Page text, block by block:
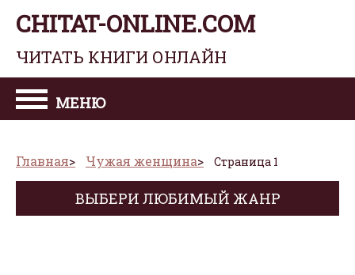
CHITAT-ONLINE.COM
ЧИТАТЬ КНИГИ ОНЛАЙН
МЕНЮ
Главная Чужая женщина Страница 1
ВЫБЕРИ ЛЮБИМЫЙ ЖАНР